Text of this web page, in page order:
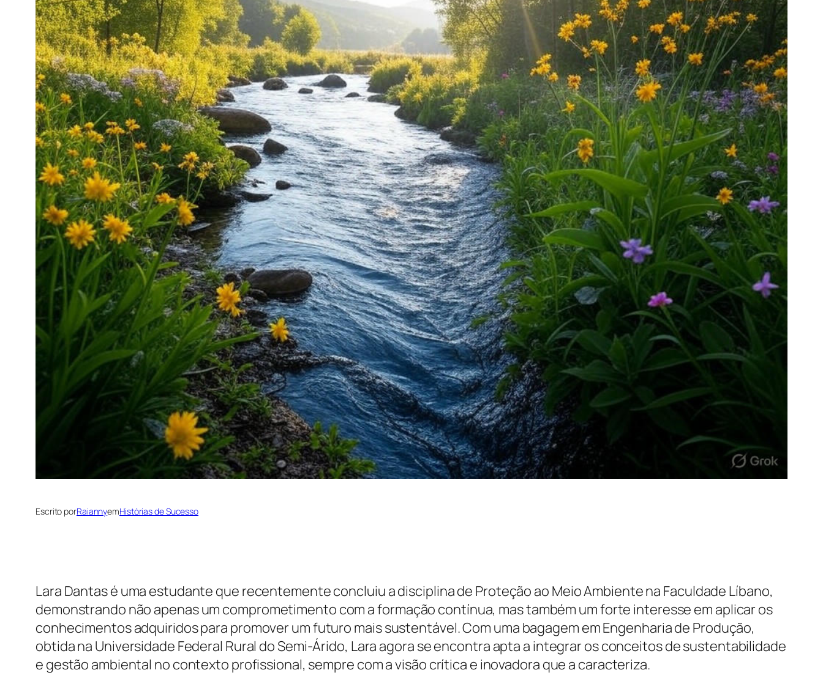
Escrito porRaiannyemHistórias de Sucesso
Lara Dantas é uma estudante que recentemente concluiu a disciplina de Proteção ao Meio Ambiente na Faculdade Líbano,
demonstrando não apenas um comprometimento com a formação contínua, mas também um forte interesse em aplicar os
conhecimentos adquiridos para promover um futuro mais sustentável. Com uma bagagem em Engenharia de Produção,
obtida na Universidade Federal Rural do Semi-Árido, Lara agora se encontra apta a integrar os conceitos de sustentabilidade
e gestão ambiental no contexto profissional, sempre com a visão crítica e inovadora que a caracteriza.